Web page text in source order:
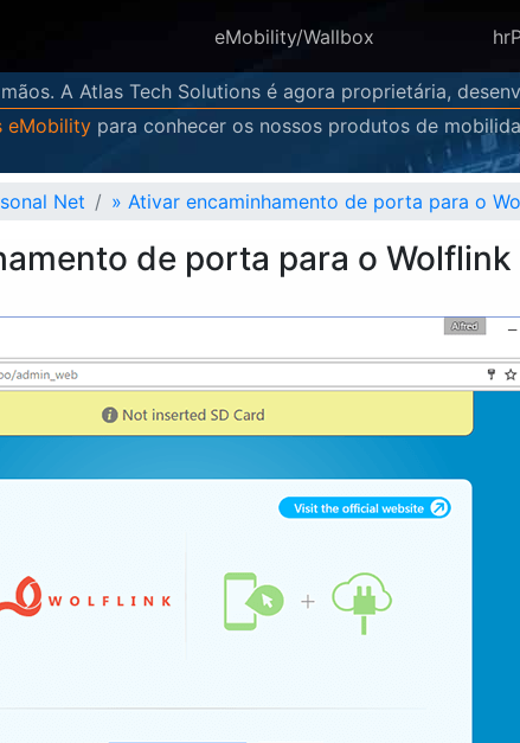
eMobility/Wallbox
A Atlas Tech Solutions é agora proprietária,
eMobility para conhecer os nossos produtos de
Net » Ativar encaminhamento de porta para o
de porta para o